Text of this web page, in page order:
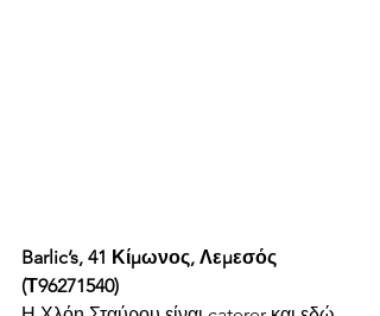
Barlic’s, 41 Κίμωνος, Λεμεσός
(Τ96271540)